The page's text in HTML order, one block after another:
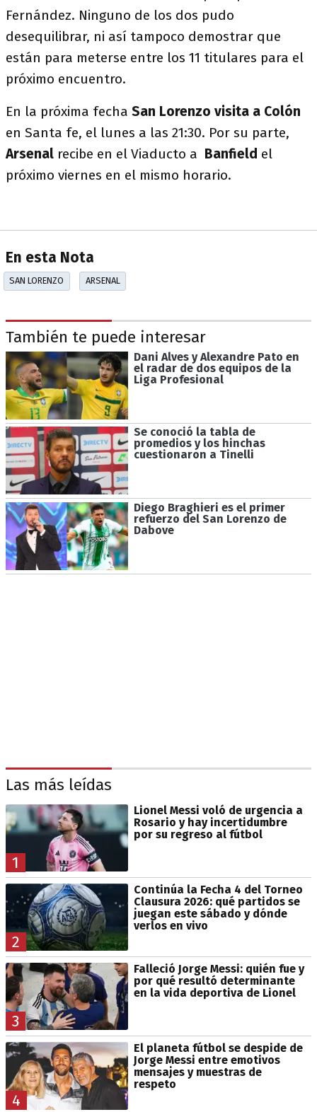
Fernández. Ninguno de los dos pudo
desequilibrar, ni así tampoco demostrar que
están para meterse entre los 11 titulares para el
próximo encuentro.
En la próxima fecha San Lorenzo visita a Colón
en Santa fe, el lunes a las 21:30. Por su parte,
Arsenal recibe en el Viaducto a Banfield el
próximo viernes en el mismo horario.
En esta Nota
SAN LORENZO ARSENAL
También te puede interesar
Dani Alves y Alexandre Pato en
el radar de dos equipos de la
Liga Profesional
Se conoció la tabla de
promedios y los hinchas
cuestionaron a Tinelli
Diego Braghieri es el primer
refuerzo del San Lorenzo de
Dabove
Las más leídas
1
Lionel Messi voló de urgencia a
Rosario y hay incertidumbre
por su regreso al fútbol
2
Continúa la Fecha 4 del Torneo
Clausura 2026: qué partidos se
juegan este sábado y dónde
verlos en vivo
3
Falleció Jorge Messi: quién fue y
por qué resultó determinante
en la vida deportiva de Lionel
4
El planeta fútbol se despide de
Jorge Messi entre emotivos
mensajes y muestras de
respeto